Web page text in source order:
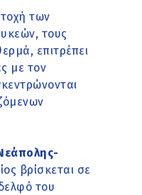
των
τους
επιτρέπει
με τον
βρίσκεται σε
του